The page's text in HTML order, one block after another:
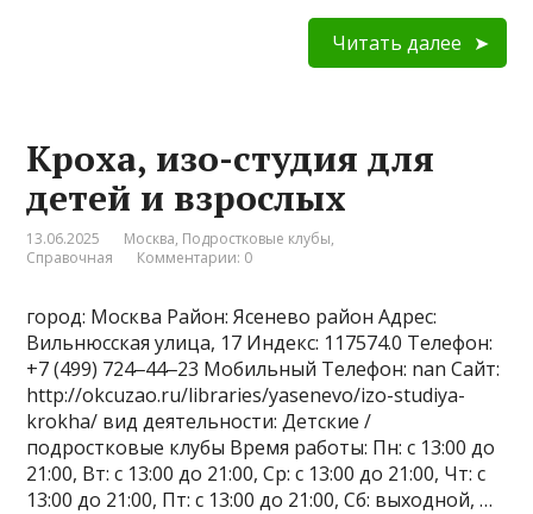
Читать далее
Кроха, изо-студия для
детей и взрослых
13.06.2025 Москва, Подростковые клубы,
Справочная
Комментарии: 0
город: Москва Район: Ясенево район Адрес:
Вильнюсская улица, 17 Индекс: 117574.0 Телефон:
+7 (499) 724‒44‒23 Мобильный Телефон: nan Сайт:
http://okcuzao.ru/libraries/yasenevo/izo-studiya-
krokha/ вид деятельности: Детские /
подростковые клубы Время работы: Пн: с 13:00 до
21:00, Вт: с 13:00 до 21:00, Ср: с 13:00 до 21:00, Чт: с
13:00 до 21:00, Пт: с 13:00 до 21:00, Сб: выходной, …